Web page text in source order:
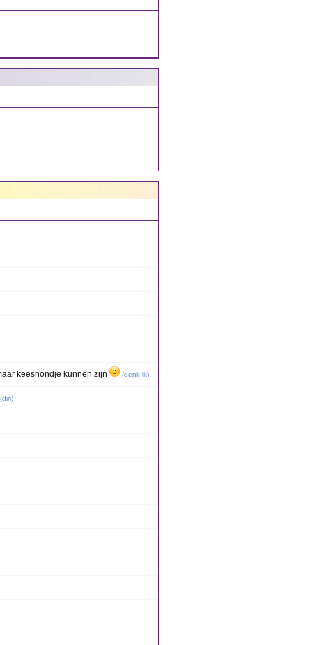
keeshondje kunnen zijn (denk ik)
(diri)